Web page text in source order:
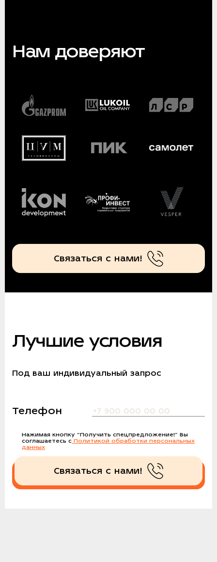
Нам доверяют
Связаться с нами!
Лучшие условия
Под ваш индивидуальный запрос
Телефон
Нажимая кнопку “Получить спецпредложение!” Вы
соглашаетесь с Политикой обработки персональных
данных
Получить спецпредложение!
Связаться с нами!